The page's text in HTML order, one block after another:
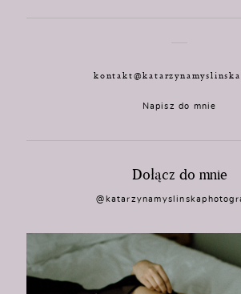
Napisz do mnie
Dołącz do mnie